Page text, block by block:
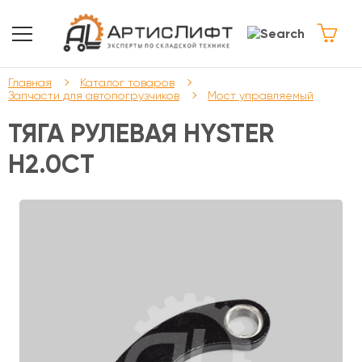
Главная
Каталог товаров
Запчасти для автопогрузчиков
Мост управляемый
ТЯГА РУЛЕВАЯ HYSTER
Н2.0CT